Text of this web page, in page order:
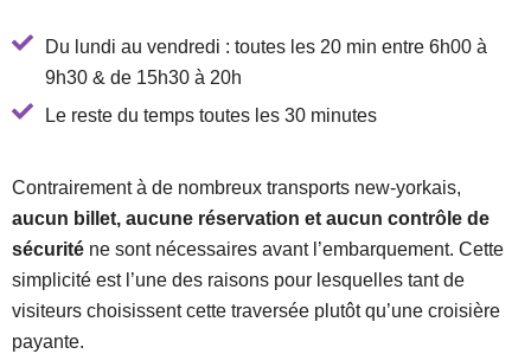
Du lundi au vendredi : toutes les 20 min entre 6h00 à
9h30 & de 15h30 à 20h
Le reste du temps toutes les 30 minutes
Contrairement à de nombreux transports new-yorkais,
aucun billet, aucune réservation et aucun contrôle de
sécurité ne sont nécessaires avant l’embarquement. Cette
simplicité est l’une des raisons pour lesquelles tant de
visiteurs choisissent cette traversée plutôt qu’une croisière
payante.